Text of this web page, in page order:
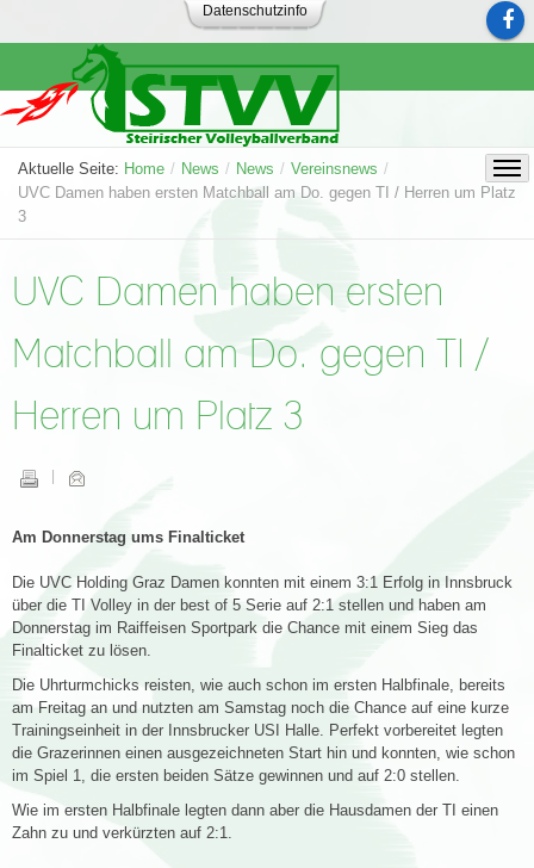
Datenschutzinfo
Aktuelle Seite: Home / News / News / Vereinsnews /
UVC Damen haben ersten Matchball am Do. gegen TI / Herren um Platz
3
UVC Damen haben ersten
Matchball am Do. gegen TI /
Herren um Platz 3
Am Donnerstag ums Finalticket
Die UVC Holding Graz Damen konnten mit einem 3:1 Erfolg in Innsbruck
über die TI Volley in der best of 5 Serie auf 2:1 stellen und haben am
Donnerstag im Raiffeisen Sportpark die Chance mit einem Sieg das
Finalticket zu lösen.
Die Uhrturmchicks reisten, wie auch schon im ersten Halbfinale, bereits
am Freitag an und nutzten am Samstag noch die Chance auf eine kurze
Trainingseinheit in der Innsbrucker USI Halle. Perfekt vorbereitet legten
die Grazerinnen einen ausgezeichneten Start hin und konnten, wie schon
im Spiel 1, die ersten beiden Sätze gewinnen und auf 2:0 stellen.
Wie im ersten Halbfinale legten dann aber die Hausdamen der TI einen
Zahn zu und verkürzten auf 2:1.